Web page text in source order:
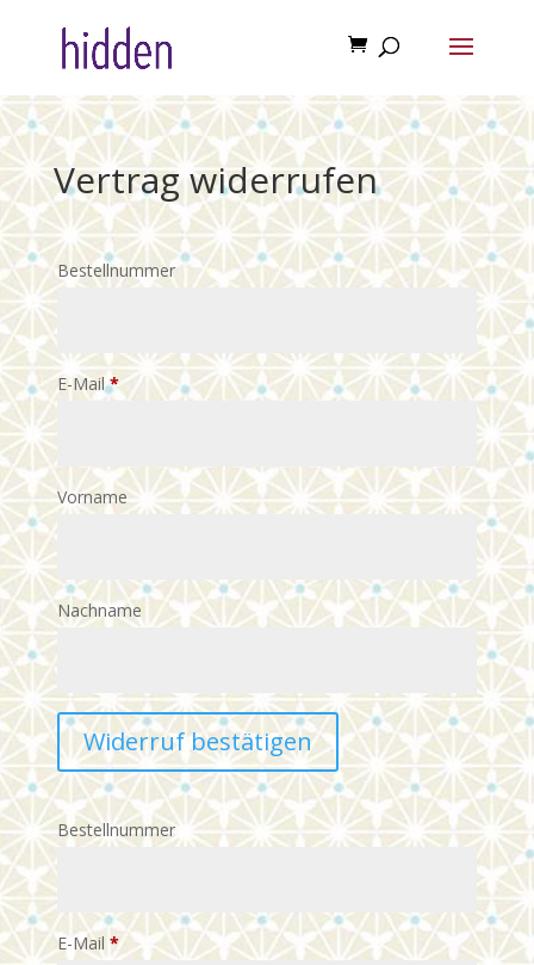
Vertrag widerrufen
Bestellnummer
E-Mail*
E-
(wiederholen)
Vorname
Nachname
Widerruf bestätigen
Bestellnummer
E-Mail *